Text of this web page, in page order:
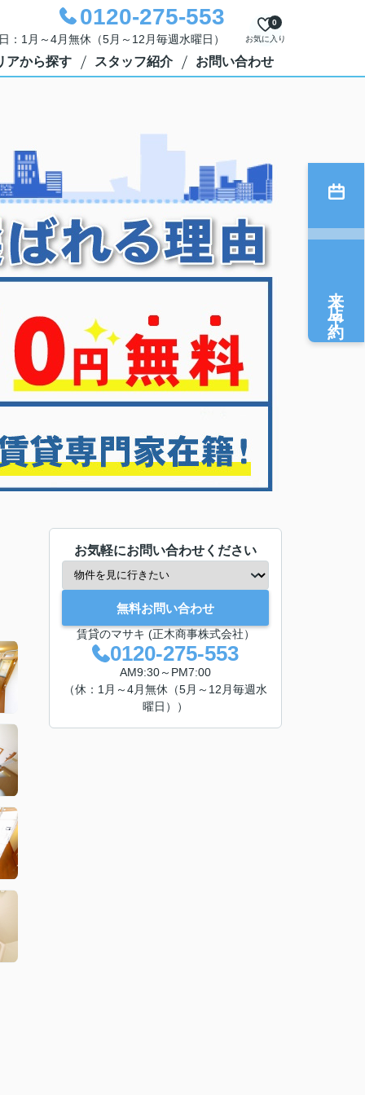
0120-275-553
1月～4月無休（5月～12月毎週水曜日） お気に入り
0
アから探す スタッフ紹介 お問い合わせ
お気軽にお問い合わせください
無料お問い合わせ
賃貸のマサキ (正木商事株式会社）
0120-275-553
AM9:30～PM7:00
（休：1月～4月無休（5月～12月毎週水
曜日））
来店予約